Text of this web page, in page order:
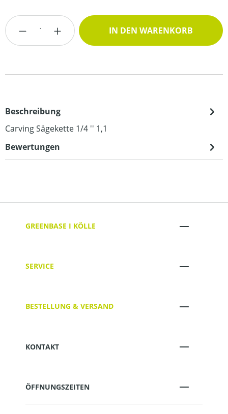
Produkt Anzahl: Gib den gewünschten
IN DEN WARENKORB
Beschreibung
Carving Sägekette 1/4 '' 1,1
Bewertungen
GREENBASE I KÖLLE
SERVICE
BESTELLUNG & VERSAND
KONTAKT
ÖFFNUNGSZEITEN